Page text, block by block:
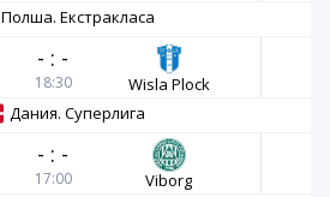
Полша. Екстракласа
- : -
18:30
Wisla Plock
Дания. Суперлига
- : -
17:00
Viborg